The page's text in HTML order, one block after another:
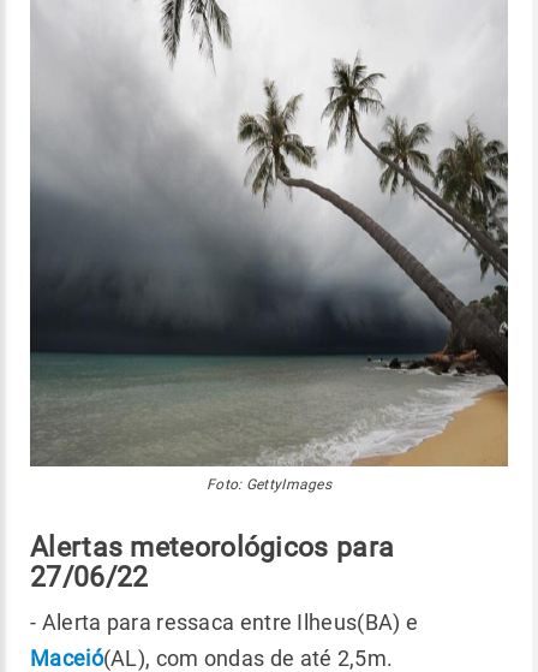
Foto: GettyImages
Alertas meteorológicos para
27/06/22
- Alerta para ressaca entre Ilheus(BA) e
Maceió(AL), com ondas de até 2,5m.